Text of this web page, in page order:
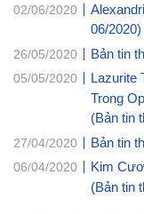
02/06/2020
06/2020)
26/05/2020 Bản tin
05/05/2020
Lazurite
Trong
(Bản tin
27/04/2020 Bản tin
06/04/2020
Kim
(Bản tin